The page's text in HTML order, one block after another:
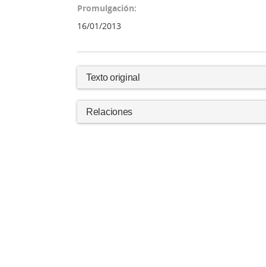
Promulgación:
16/01/2013
Texto original
Relaciones